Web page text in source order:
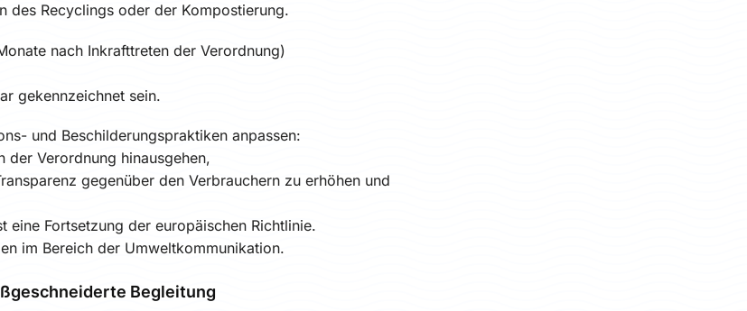
des Recyclings oder der Kompostierung.
nach Inkrafttreten der Verordnung)
gekennzeichnet sein.
und Beschilderungspraktiken anpassen:
Verordnung hinausgehen,
gegenüber den Verbrauchern zu erhöhen und
eine Fortsetzung der europäischen Richtlinie.
im Bereich der Umweltkommunikation.
Begleitung